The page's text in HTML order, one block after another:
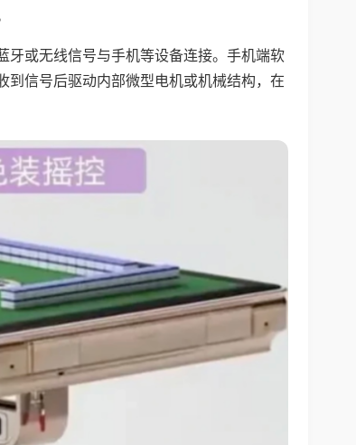
牙或无线信号与手机等设备连接。手机端软
信号后驱动内部微型电机或机械结构，在